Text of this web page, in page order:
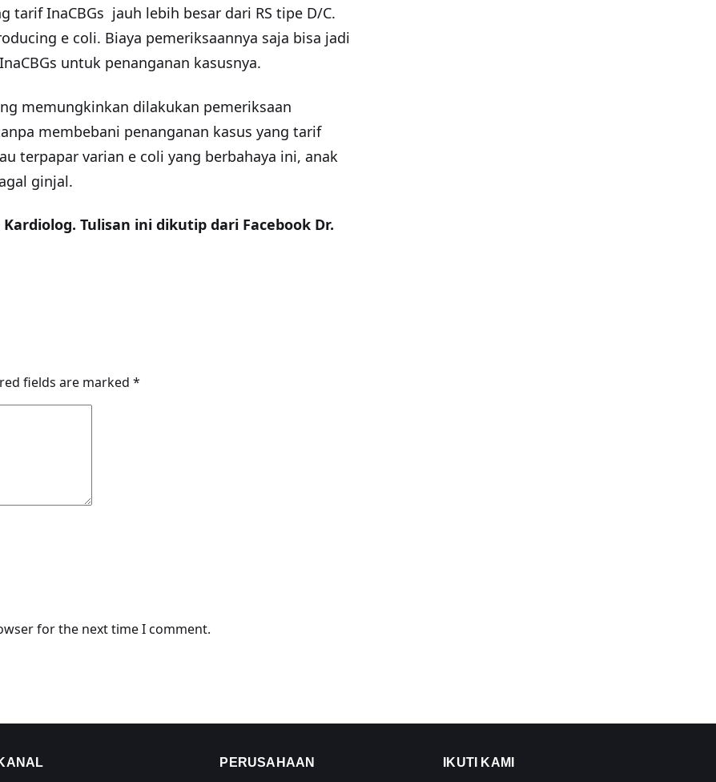
tarif InaCBGs jauh lebih besar dari RS tipe D/C.
e coli. Biaya pemeriksaannya saja bisa jadi
untuk penanganan kasusnya.
memungkinkan dilakukan pemeriksaan
membebani penanganan kasus yang tarif
terpapar varian e coli yang berbahaya ini, anak
ginjal.
Kardiolog. Tulisan ini dikutip dari Facebook Dr.
fields are marked *
for the next time I comment.
PERUSAHAAN IKUTI KAMI